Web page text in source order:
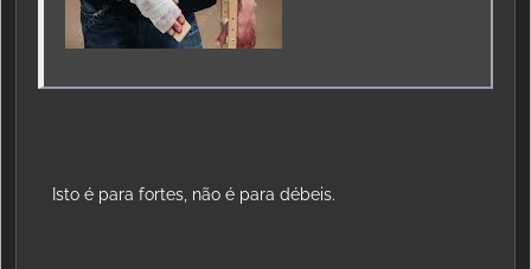
Isto é para fortes, não é para débeis.